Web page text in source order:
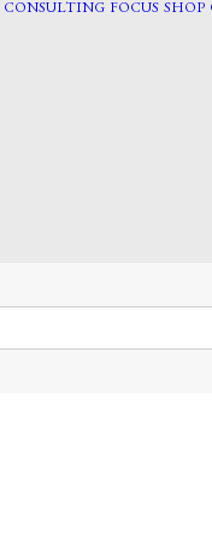
CONSULTING FOCUS SHOP